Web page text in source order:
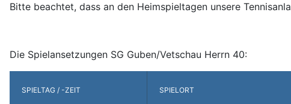
Bitte beachtet, dass an den Heimspieltagen unsere
Die Spielansetzungen SG Guben/Vetschau Herrn 40:
SPIELTAG / -ZEIT SPIELORT